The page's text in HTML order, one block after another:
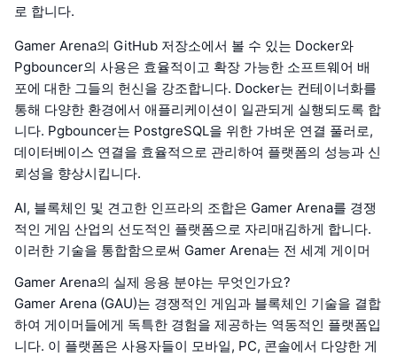
로 합니다.
Gamer Arena의 GitHub 저장소에서 볼 수 있는 Docker와
Pgbouncer의 사용은 효율적이고 확장 가능한 소프트웨어 배
포에 대한 그들의 헌신을 강조합니다. Docker는 컨테이너화를
통해 다양한 환경에서 애플리케이션이 일관되게 실행되도록 합
니다. Pgbouncer는 PostgreSQL을 위한 가벼운 연결 풀러로,
데이터베이스 연결을 효율적으로 관리하여 플랫폼의 성능과 신
뢰성을 향상시킵니다.
AI, 블록체인 및 견고한 인프라의 조합은 Gamer Arena를 경쟁
적인 게임 산업의 선도적인 플랫폼으로 자리매김하게 합니다.
이러한 기술을 통합함으로써 Gamer Arena는 전 세계 게이머
Gamer Arena의 실제 응용 분야는 무엇인가요?
Gamer Arena (GAU)는 경쟁적인 게임과 블록체인 기술을 결합
하여 게이머들에게 독특한 경험을 제공하는 역동적인 플랫폼입
니다. 이 플랫폼은 사용자들이 모바일, PC, 콘솔에서 다양한 게